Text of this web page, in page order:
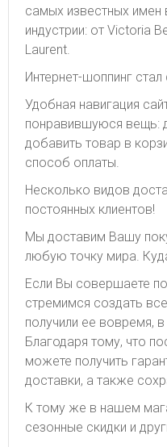
самых известных
индустрии: от Victoria
Laurent.
Интернет-шоппинг
Удобная навигация
понравившуюся вещь:
добавить товар в
способ оплаты.
Несколько видов
постоянных клиентов!
Мы доставим Вашу
любую точку мира.
Если Вы совершаете
стремимся создать
получили ее вовремя,
Благодаря тому, что
можете получить
доставки, а также
К тому же в нашем
сезонные скидки и